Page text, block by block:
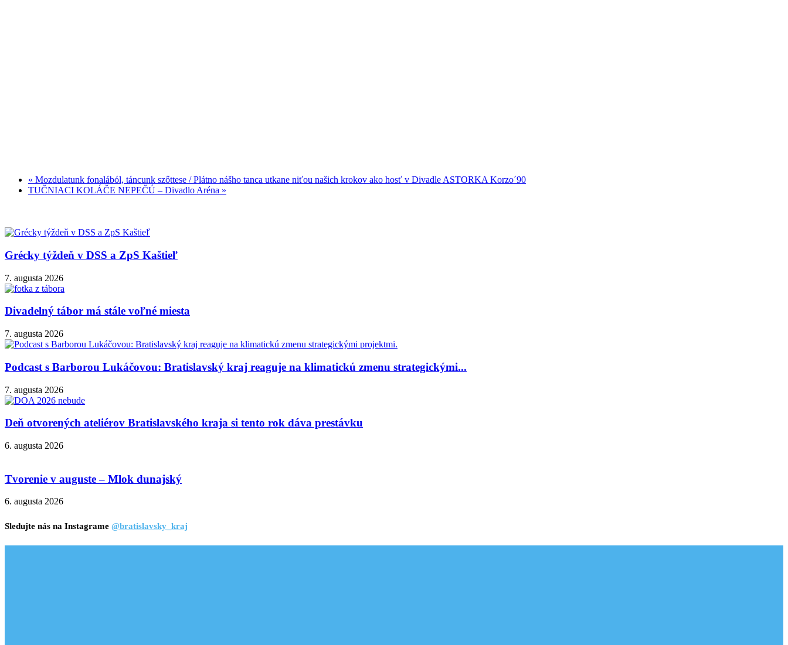
« Mozdulatunk fonalából, táncunk szőttese / Plátno nášho tanca utkane niťou našich krokov ako hosť v Divadle ASTORKA Korzo´90
TUČNIACI KOLÁČE NEPEČÚ – Divadlo Aréna »
Grécky týždeň v DSS a ZpS Kaštieľ
7. augusta 2026
Divadelný tábor má stále voľné miesta
7. augusta 2026
Podcast s Barborou Lukáčovou: Bratislavský kraj reaguje na klimatickú zmenu strategickými...
7. augusta 2026
Deň otvorených ateliérov Bratislavského kraja si tento rok dáva prestávku
6. augusta 2026
Tvorenie v auguste – Mlok dunajský
6. augusta 2026
Sledujte nás na Instagrame @bratislavsky_kraj